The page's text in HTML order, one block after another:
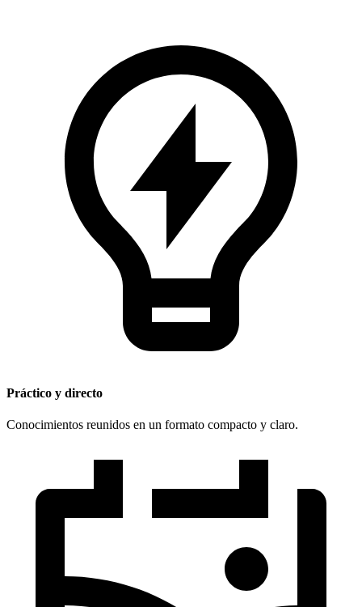
Práctico y directo
Conocimientos reunidos en un formato compacto y claro.